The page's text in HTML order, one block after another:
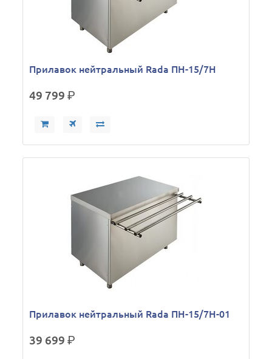
Прилавок нейтральный Rada ПН-15/7Н
49 799р.
Прилавок нейтральный Rada ПН-15/7Н-01
39 699р.